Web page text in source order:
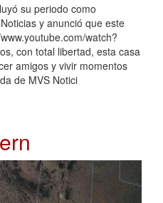
su periodo como
y anunció que este
watch?
con total libertad, esta casa
amigos y vivir momentos
de MVS Notici